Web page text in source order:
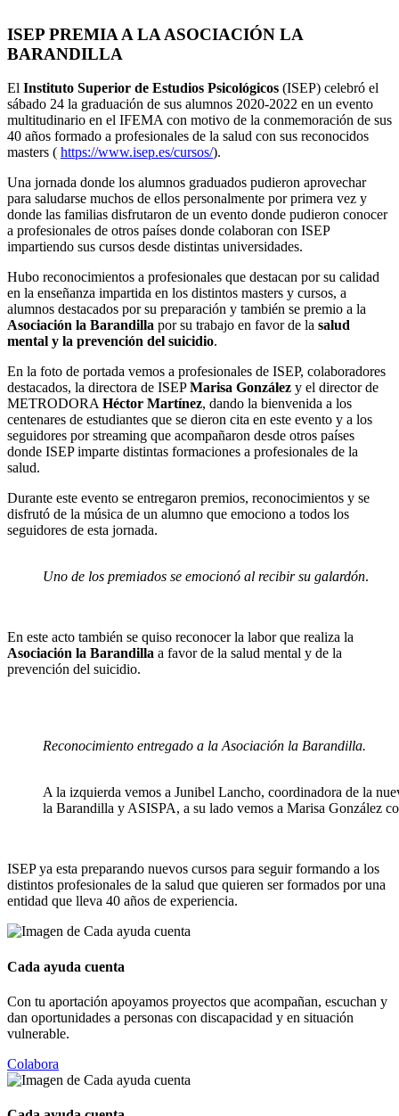
ISEP PREMIA A LA ASOCIACIÓN LA
BARANDILLA
El Instituto Superior de Estudios Psicológicos (ISEP) celebró el
sábado 24 la graduación de sus alumnos 2020-2022 en un evento
multitudinario en el IFEMA con motivo de la conmemoración de sus
40 años formado a profesionales de la salud con sus reconocidos
masters ( https://www.isep.es/cursos/).
Una jornada donde los alumnos graduados pudieron aprovechar
para saludarse muchos de ellos personalmente por primera vez y
donde las familias disfrutaron de un evento donde pudieron conocer
a profesionales de otros países donde colaboran con ISEP
impartiendo sus cursos desde distintas universidades.
Hubo reconocimientos a profesionales que destacan por su calidad
en la enseñanza impartida en los distintos masters y cursos, a
alumnos destacados por su preparación y también se premio a la
Asociación la Barandilla por su trabajo en favor de la salud
mental y la prevención del suicidio.
En la foto de portada vemos a profesionales de ISEP, colaboradores
destacados, la directora de ISEPMarisa González y el director de
METRODORA Héctor Martínez, dando la bienvenida a los
centenares de estudiantes que se dieron cita en este evento y a los
seguidores por streaming que acompañaron desde otros países
donde ISEP imparte distintas formaciones a profesionales de la
salud.
Durante este evento se entregaron premios, reconocimientos y se
disfrutó de la música de un alumno que emociono a todos los
seguidores de esta jornada.
Uno de los premiados se emocionó al recibir su galardón.
En este acto también se quiso reconocer la labor que realiza la
Asociación la Barandilla a favor de la salud mental y de la
prevención del suicidio.
Reconocimiento entregado a la Asociación la Barandilla.
A la izquierda vemos a Junibel Lancho, coordinadora de la
la Barandilla y ASISPA, a su lado vemos a Marisa González
ISEP ya esta preparando nuevos cursos para seguir formando a los
distintos profesionales de la salud que quieren ser formados por una
entidad que lleva 40 años de experiencia.
Cada ayuda cuenta
Con tu aportación apoyamos proyectos que acompañan, escuchan y
dan oportunidades a personas con discapacidad y en situación
vulnerable.
Colabora